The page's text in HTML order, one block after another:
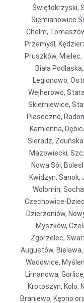
Świętokrzyski,
Siemianowice
Chełm,
Przemyśl,
Pruszków,
Biała
Legionowo,
Wejherowo,
Skierniewice,
Piaseczno,
Kamienna,
Sieradz,
Mazowiecki,
Nowa Sól,
Kwidzyn, Sanok,
Wołomin,
Czechowice-
Dzierżoniów,
Myszków,
Zgorzelec,
Augustów,
Wadowice,
Limanowa,
Krotoszyn,
Braniewo, Kępno